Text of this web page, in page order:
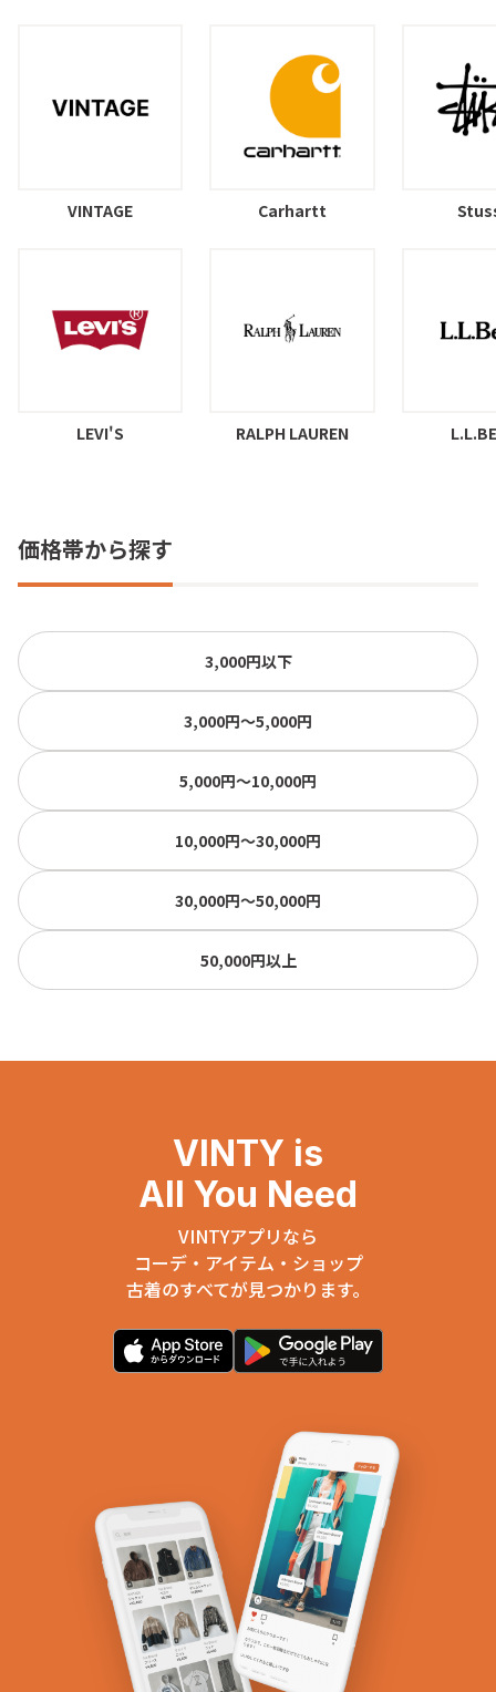
VINTAGE Carhartt
LEVI'S RALPH LAUREN
価格帯から探す
3,000円以下
3,000円〜5,000円
5,000円〜10,000円
10,000円〜30,000円
30,000円〜50,000円
50,000円以上
VINTY is
All You Need
VINTYアプリなら
コーデ・アイテム・ショップ
古着のすべてが見つかります。